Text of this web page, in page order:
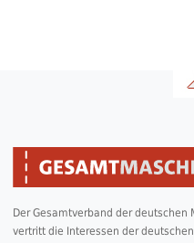
Der Gesamtverband der deutschen
vertritt die Interessen der